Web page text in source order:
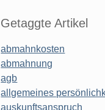
Getaggte Artikel
abmahnkosten
abmahnung
agb
allgemeines
auskunftsanspruch